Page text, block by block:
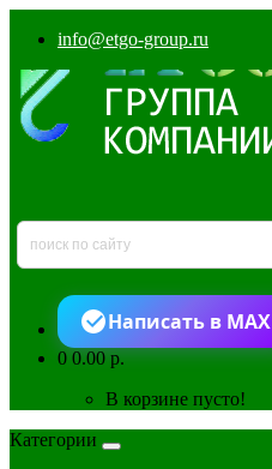
info@etgo-group.ru
Написать в MAX
00.00 р.
В корзине пусто!
Категории